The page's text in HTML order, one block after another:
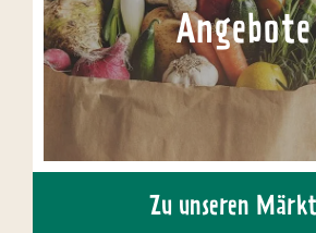
Angebote
Zu unseren